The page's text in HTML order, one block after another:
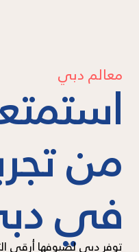
معالم دبي
من
في
توفر دبي لضيوفها أرقى